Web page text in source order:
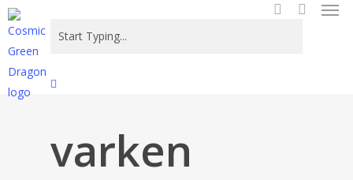
Skip
to
main
content
Close
varken